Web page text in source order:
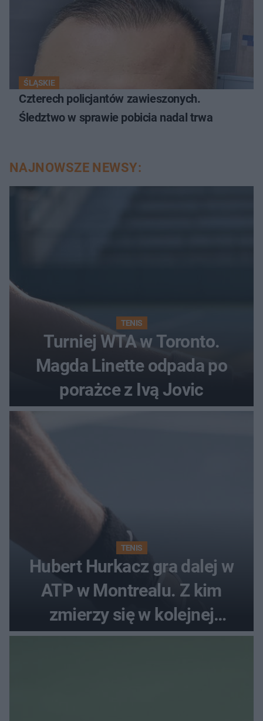
ŚLĄSKIE
Czterech policjantów zawieszonych.
Śledztwo w sprawie pobicia nadal trwa
NAJNOWSZE NEWSY:
TENIS
Turniej WTA w Toronto.
Magda Linette odpada po
porażce z Ivą Jovic
TENIS
Hubert Hurkacz gra dalej w
ATP w Montrealu. Z kim
zmierzy się w kolejnej
rundzie?